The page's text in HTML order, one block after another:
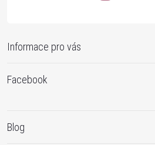
Informace pro vás
Facebook
Blog